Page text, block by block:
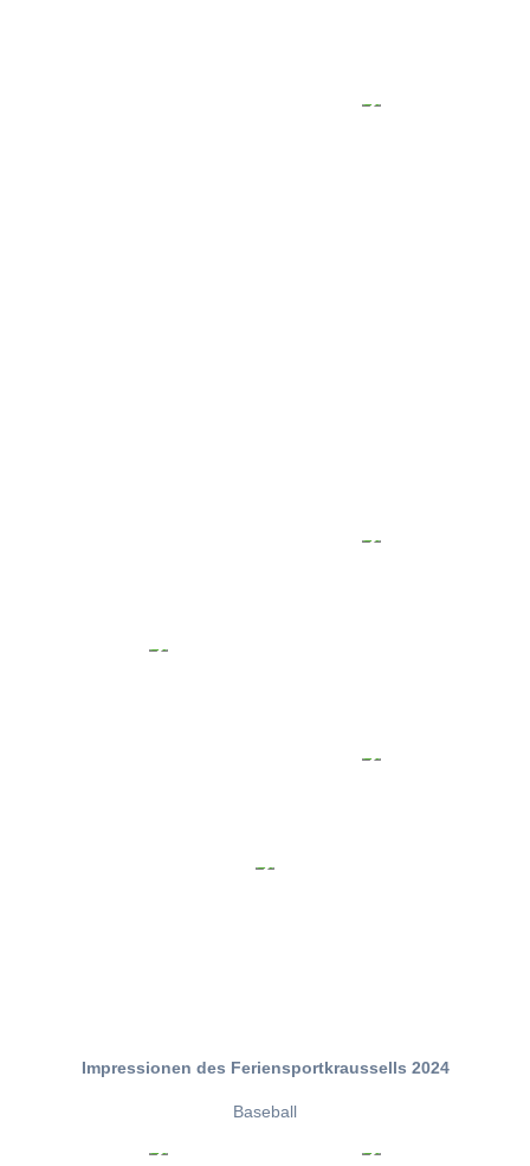
Impressionen des Feriensportkraussells 2024
Baseball